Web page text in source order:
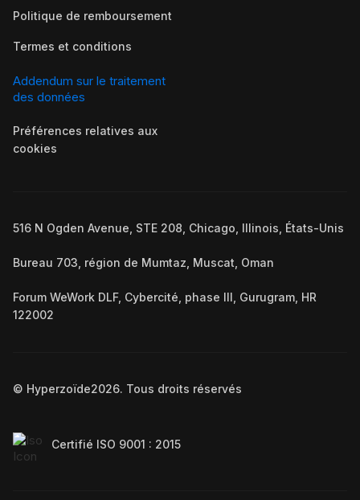
Politique de remboursement
Termes et conditions
Addendum sur le traitement
des données
Préférences relatives aux
cookies
516 N Ogden Avenue, STE 208, Chicago, Illinois, États-Unis
Bureau 703, région de Mumtaz, Muscat, Oman
Forum WeWork DLF, Cybercité, phase III, Gurugram, HR
122002
© Hyperzoïde2026. Tous droits réservés
Certifié ISO 9001 : 2015